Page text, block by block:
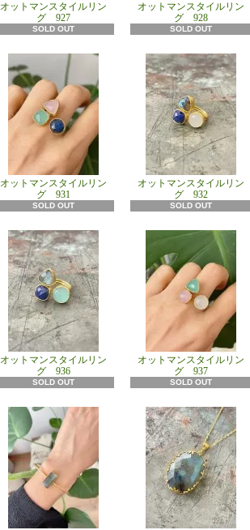
オットマンスタイルリン
グ 927
SOLD OUT
オットマンスタイルリン
グ 928
SOLD OUT
オットマンスタイルリン
グ 931
SOLD OUT
オットマンスタイルリン
グ 932
SOLD OUT
オットマンスタイルリン
グ 936
SOLD OUT
オットマンスタイルリン
グ 937
SOLD OUT